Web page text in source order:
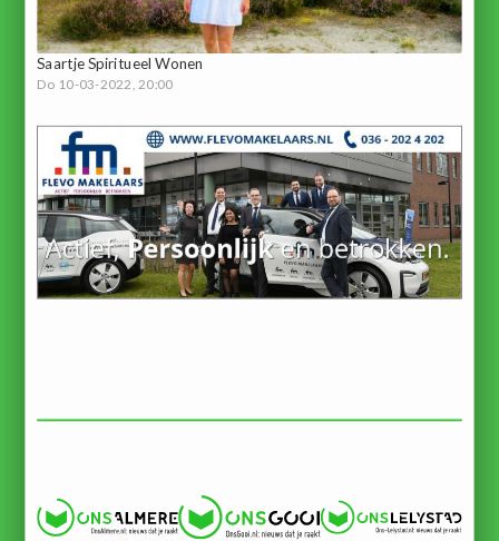
Saartje Spiritueel Wonen
Do 10-03-2022, 20:00